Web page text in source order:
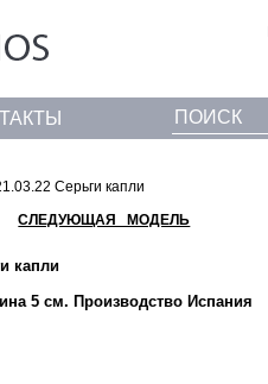
Серьги капли
СЛЕДУЮЩАЯ МОДЕЛЬ
капли
5 см. Производство Испания